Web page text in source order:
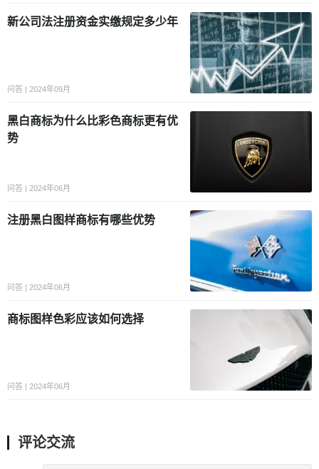
新公司法注册资金实缴规定多少年
问答 | 2024年09月
黑白商标为什么比彩色商标更有优
势
问答 | 2024年06月
注册黑白图样商标有哪些优势
问答 | 2024年06月
商标图样色彩应该如何选择
问答 | 2024年06月
评论交流